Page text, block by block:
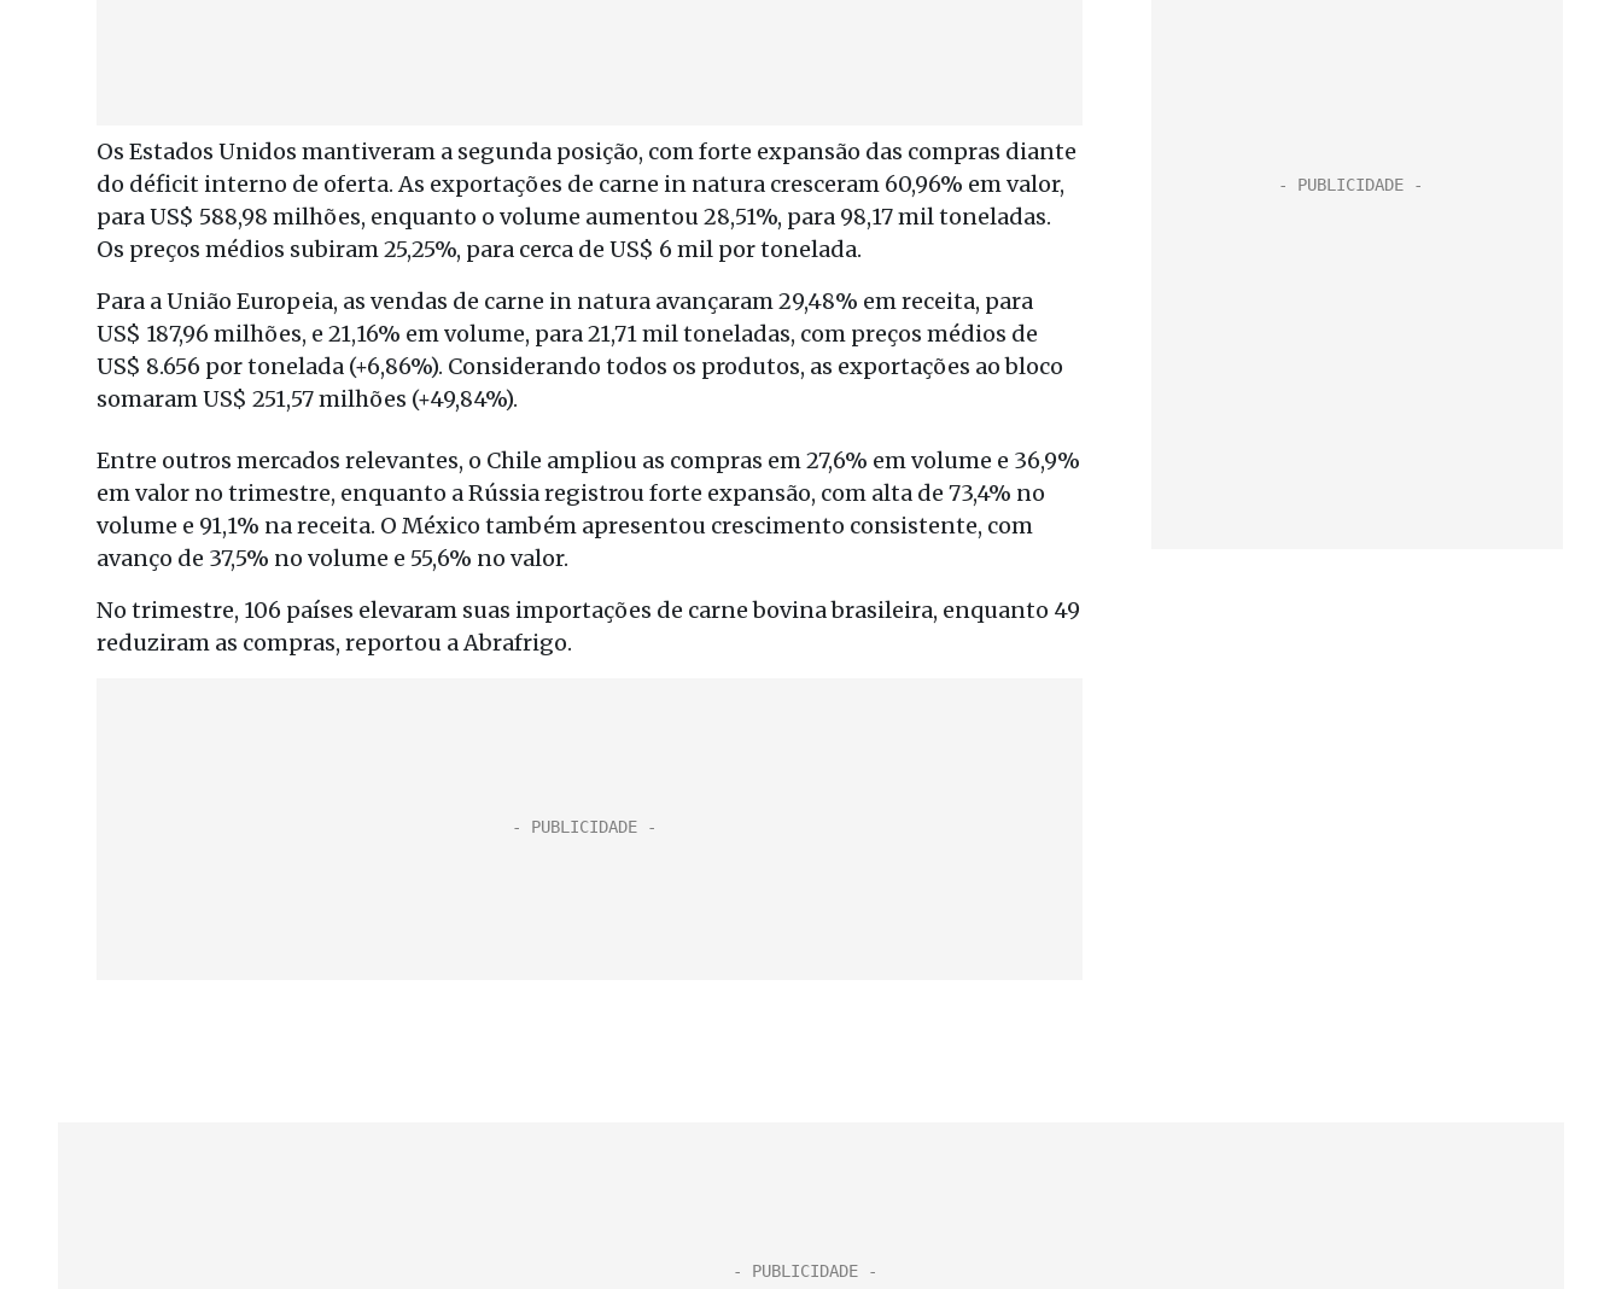
Os Estados Unidos mantiveram a segunda posição, com forte expansão das compras diante
do déficit interno de oferta. As exportações de carne in natura cresceram 60,96% em valor,
para US$ 588,98 milhões, enquanto o volume aumentou 28,51%, para 98,17 mil toneladas.
Os preços médios subiram 25,25%, para cerca de US$ 6 mil por tonelada.
Para a União Europeia, as vendas de carne in natura avançaram 29,48% em receita, para
US$ 187,96 milhões, e 21,16% em volume, para 21,71 mil toneladas, com preços médios de
US$ 8.656 por tonelada (+6,86%). Considerando todos os produtos, as exportações ao bloco
somaram US$ 251,57 milhões (+49,84%).
Entre outros mercados relevantes, o Chile ampliou as compras em 27,6% em volume e 36,9%
em valor no trimestre, enquanto a Rússia registrou forte expansão, com alta de 73,4% no
volume e 91,1% na receita. O México também apresentou crescimento consistente, com
avanço de 37,5% no volume e 55,6% no valor.
No trimestre, 106 países elevaram suas importações de carne bovina brasileira, enquanto 49
reduziram as compras, reportou a Abrafrigo.